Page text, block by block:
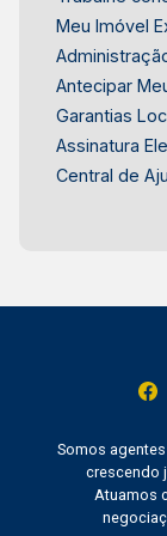
toda a
Imóveis,
imobiliário
Meu Imóvel
Antecipar
Garantias
Assinatura
Central de
Somos
crescendo
Atuamos